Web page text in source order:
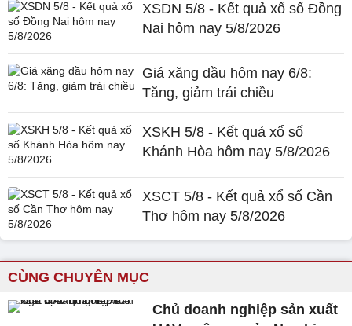
XSDN 5/8 - Kết quả xổ số Đồng
Nai hôm nay 5/8/2026
Giá xăng dầu hôm nay 6/8:
Tăng, giảm trái chiều
XSKH 5/8 - Kết quả xổ số
Khánh Hòa hôm nay 5/8/2026
XSCT 5/8 - Kết quả xổ số Cần
Thơ hôm nay 5/8/2026
CÙNG CHUYÊN MỤC
Chủ doanh nghiệp sản xuất